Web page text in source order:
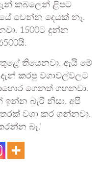
කබලෙන් ළිපට
වෙන්න දෙයක් නෑ.
1500ට දුන්න
තියෙනවා. ඇයි මේ
කරපු වගාවල්වලට
ගෙනත් ගහනවා.
ඉන්න බැරි නිසා. අපි
වගා කර ගන්නවා.
බෑ.’